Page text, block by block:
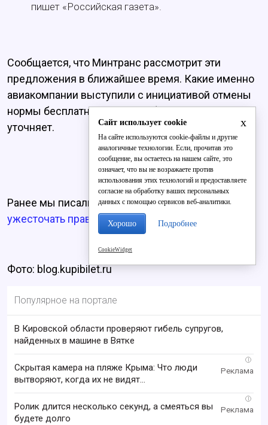
пишет «Российская газета».
Сообщается, что Минтранс рассмотрит эти
предложения в ближайшее время. Какие именно
авиакомпании выступили с инициативой отмены
нормы бесплатного провоза багажа, источник не
уточняет.
Ранее мы писали, что «Победа» продолжает
ужесточать правила провоза багажа.
Фото: blog.kupibilet.ru
Популярное на портале
В Кировской области проверяют гибель супругов,
найденных в машине в Вятке
i
Скрытая камера на пляже Крыма: Что люди
вытворяют, когда их не видят...
i
Ролик длится несколько секунд, а смеяться вы
будете долго
x
Сайт использует cookie
На сайте используются cookie-файлы и другие
аналогичные технологии. Если, прочитав это
сообщение, вы остаетесь на нашем сайте, это
означает, что вы не возражаете против
использования этих технологий и предоставляете
согласие на обработку ваших персональных
данных с помощью сервисов веб-аналитики.
Хорошо Подробнее
CookieWidget